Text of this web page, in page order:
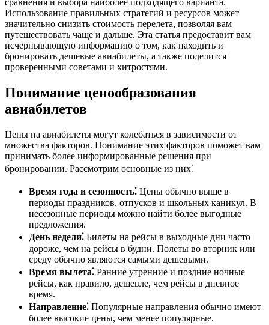
сравнения и выбора наиболее подходящего варианта.
Использование правильных стратегий и ресурсов может
значительно снизить стоимость перелета, позволяя вам
путешествовать чаще и дальше. Эта статья предоставит вам
исчерпывающую информацию о том, как находить и
бронировать дешевые авиабилеты, а также поделится
проверенными советами и хитростями.
Понимание ценообразования
авиабилетов
Цены на авиабилеты могут колебаться в зависимости от
множества факторов. Понимание этих факторов поможет вам
принимать более информированные решения при
бронировании. Рассмотрим основные из них⁚
Время года и сезонность⁚ Цены обычно выше в
периоды праздников, отпусков и школьных каникул. В
несезонные периоды можно найти более выгодные
предложения.
День недели⁚ Билеты на рейсы в выходные дни часто
дороже, чем на рейсы в будни. Полеты во вторник или
среду обычно являются самыми дешевыми.
Время вылета⁚ Ранние утренние и поздние ночные
рейсы, как правило, дешевле, чем рейсы в дневное
время.
Направление⁚ Популярные направления обычно имеют
более высокие цены, чем менее популярные.